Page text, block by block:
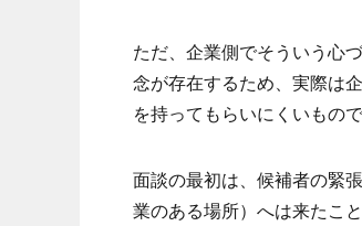
ただ、企業側でそういう心
念が存在するため、実際は
を持ってもらいにくいもので
面談の最初は、候補者の緊
業のある場所）へは来たこ